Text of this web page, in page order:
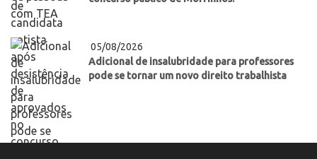
05/08/2026
Adicional de insalubridade para professores
pode se tornar um novo direito trabalhista